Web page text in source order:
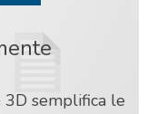
semplifica le